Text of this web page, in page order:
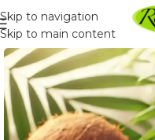
Skip to navigation
Skip to main content